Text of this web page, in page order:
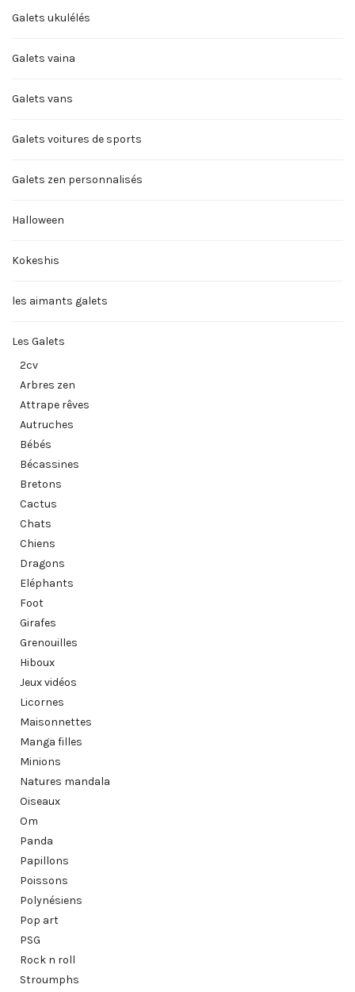
Galets ukulélés
Galets vaina
Galets vans
Galets voitures de sports
Galets zen personnalisés
Halloween
Kokeshis
les aimants galets
Les Galets
2cv
Arbres zen
Attrape rêves
Autruches
Bébés
Bécassines
Bretons
Cactus
Chats
Chiens
Dragons
Eléphants
Foot
Girafes
Grenouilles
Hiboux
Jeux vidéos
Licornes
Maisonnettes
Manga filles
Minions
Natures mandala
Oiseaux
Om
Panda
Papillons
Poissons
Polynésiens
Pop art
PSG
Rock n roll
Stroumphs